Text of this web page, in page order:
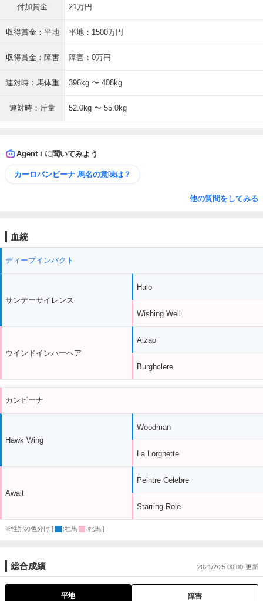
付加賞金 21万円
収得賞金：平地 平地：1500万円
収得賞金：障害 障害：0万円
連対時：馬体重 396kg 〜 408kg
連対時：斤量 52.0kg 〜 55.0kg
Agent i に聞いてみよう
カーロバンビーナ 馬名の意味は？
他の質問をしてみる
血統
ディープインパクト
サンデーサイレンス
ウインドインハーヘア
Halo
Wishing Well
Alzao
Burghclere
カンビーナ
Hawk Wing
Await
Woodman
La Lorgnette
Peintre Celebre
Starring Role
※性別の色分け [ :牡馬 :牝馬 ]
総合成績 2021/2/25 00:00
平地 障害